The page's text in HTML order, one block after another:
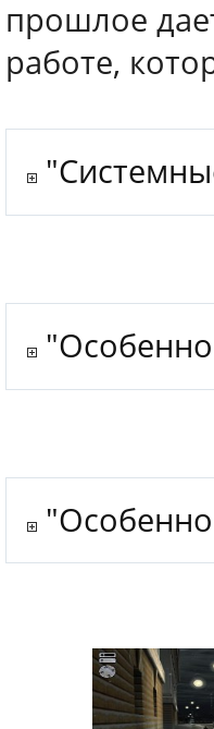
прошлое
работе,